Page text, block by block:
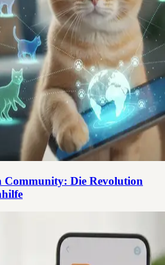
Community: Die Revolution